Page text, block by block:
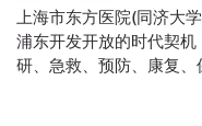
上海市东方医院(同济大
浦东开发开放的时代契
研、急救、预防、康复
东世博园区，核定床位